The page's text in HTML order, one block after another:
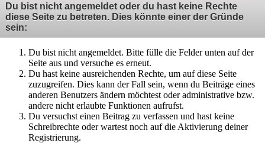
Du bist nicht angemeldet oder du hast keine Rechte
diese Seite zu betreten. Dies könnte einer der Gründe
sein:
Du bist nicht angemeldet. Bitte fülle die Felder unten auf der
Seite aus und versuche es erneut.
Du hast keine ausreichenden Rechte, um auf diese Seite
zuzugreifen. Dies kann der Fall sein, wenn du Beiträge eines
anderen Benutzers ändern möchtest oder administrative bzw.
andere nicht erlaubte Funktionen aufrufst.
Du versuchst einen Beitrag zu verfassen und hast keine
Schreibrechte oder wartest noch auf die Aktivierung deiner
Registrierung.